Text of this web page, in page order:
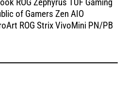
of Gamers Zen AIO
ROG Strix VivoMini PN/PB